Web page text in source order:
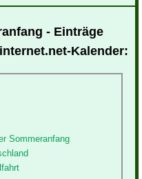
- Einträge
Kalender:
Sommeranfang